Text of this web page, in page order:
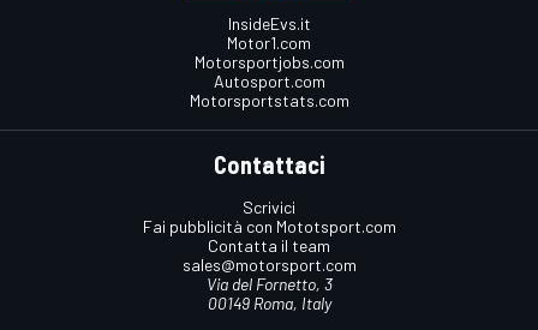
InsideEvs.it
Motor1.com
Motorsportjobs.com
Autosport.com
Motorsportstats.com
Contattaci
Scrivici
Fai pubblicità con Mototsport.com
Contatta il team
sales@motorsport.com
Via del Fornetto, 3
00149 Roma, Italy